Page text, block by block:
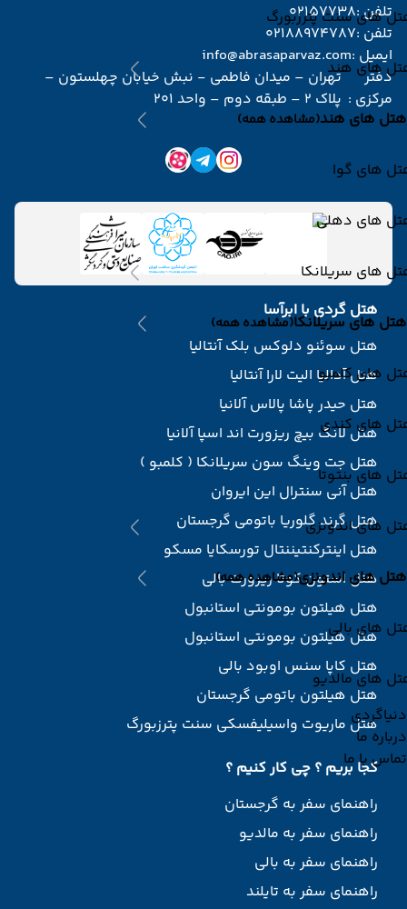
های سنت پترزبورگ
های هند
هتل های هند(مشاهده همه)
های گوا
های دهلی
های سریلانکا
هتل های سریلانکا(مشاهده همه)
های کلمبو
های کندی
های بنتوتا
های اندونزی
هتل های اندونزی(مشاهده همه)
های بالی
های مالدیو
دنیاگردی
درباره ما
تماس با ما
تلفن :02157738
تلفن :02188974787
ایمیل :info@abrasaparvaz.com
دفتر
مرکزی :
تهران – میدان فاطمی - نبش خیابان چهلستون –
پلاک 2 – طبقه دوم – واحد 201
هتل گردی با ابرآسا
هتل سوئنو دلوکس بلک آنتالیا
هتل آدالیا الیت لارا آنتالیا
هتل حیدر پاشا پالاس آلانیا
هتل لانگ بیچ ریزورت اند اسپا آلانیا
هتل جت وینگ سون سریلانکا ( کلمبو )
هتل آنی سنترال این ایروان
هتل گرند گلوریا باتومی گرجستان
هتل اینترکنتیننتال تورسکایا مسکو
هتل استون کوتا ریزورت بالی
هتل هیلتون بومونتی استانبول
هتل هیلتون بومونتی استانبول
هتل کاپا سنس اوبود بالی
هتل هیلتون باتومی گرجستان
هتل ماریوت واسیلیفسکی سنت پترزبورگ
کجا بریم ؟ چی کار کنیم ؟
راهنمای سفر به گرجستان
راهنمای سفر به مالدیو
راهنمای سفر به بالی
راهنمای سفر به تایلند